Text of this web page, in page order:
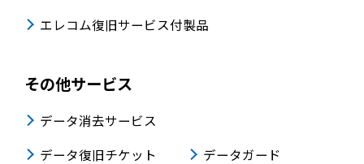
エレコム復旧サービス付製品
その他サービス
データ消去サービス
データ復旧チケット
データガード